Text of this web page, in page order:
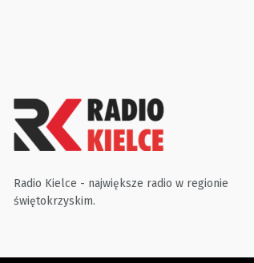
Radio Kielce - największe radio w regionie
świętokrzyskim.